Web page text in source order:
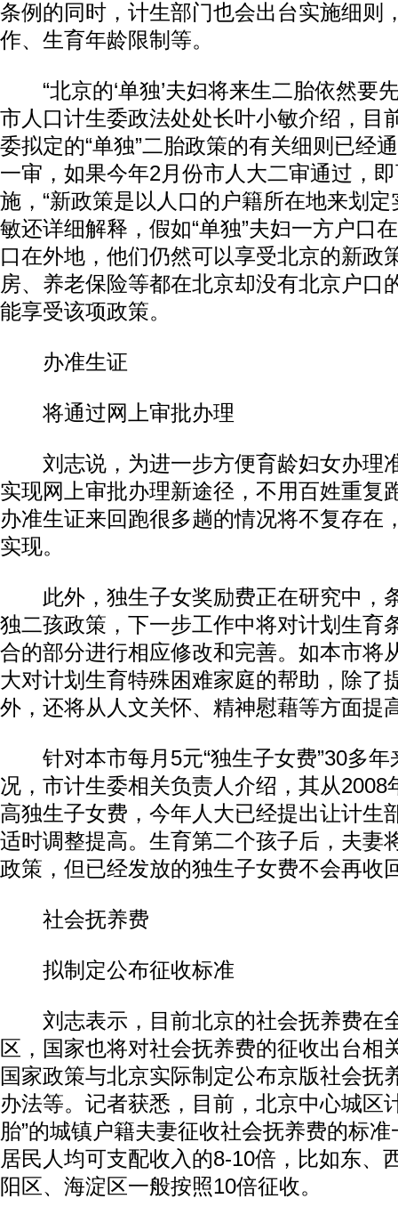
条例的同时，计生部门也会出台实施细则
作、生育年龄限制等。
“北京的‘单独’夫妇将来生二胎依然要
市人口计生委政法处处长叶小敏介绍，目
委拟定的“单独”二胎政策的有关细则已经
一审，如果今年2月份市人大二审通过，
施，“新政策是以人口的户籍所在地来划定
敏还详细解释，假如“单独”夫妇一方户口
口在外地，他们仍然可以享受北京的新政
房、养老保险等都在北京却没有北京户口
能享受该项政策。
办准生证
将通过网上审批办理
刘志说，为进一步方便育龄妇女办理
实现网上审批办理新途径，不用百姓重复
办准生证来回跑很多趟的情况将不复存在
实现。
此外，独生子女奖励费正在研究中，
独二孩政策，下一步工作中将对计划生育
合的部分进行相应修改和完善。如本市将
大对计划生育特殊困难家庭的帮助，除了
外，还将从人文关怀、精神慰藉等方面提
针对本市每月5元“独生子女费”30多年
况，市计生委相关负责人介绍，其从2008
高独生子女费，今年人大已经提出让计生
适时调整提高。生育第二个孩子后，夫妻
政策，但已经发放的独生子女费不会再收
社会抚养费
拟制定公布征收标准
刘志表示，目前北京的社会抚养费在
区，国家也将对社会抚养费的征收出台相
国家政策与北京实际制定公布京版社会抚
办法等。记者获悉，目前，北京中心城区
胎”的城镇户籍夫妻征收社会抚养费的标
居民人均可支配收入的8-10倍，比如东、
阳区、海淀区一般按照10倍征收。